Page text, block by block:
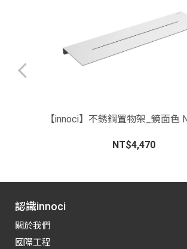
【innoci】不銹鋼置物架_鏡面色
NT$4,470
認識innoci
關於我們
國際工程